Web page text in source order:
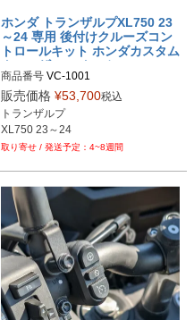
ホンダ トランザルプXL750 23
～24 専用 後付けクルーズコン
トロールキット ホンダカスタム
クルーザースイッチ Veridian C
ruise
商品番号 VC-1001
販売価格 ¥53,700税込
トランザルプ
XL750 23～24
4~8週間